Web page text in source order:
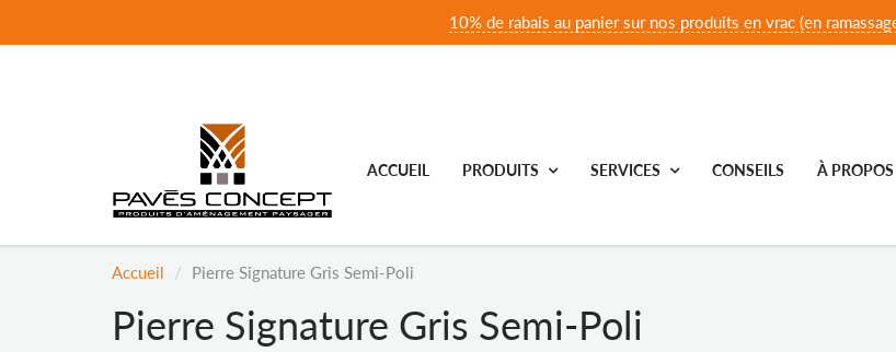
10% de rabais au panier sur nos produits en vrac (en
ACCUEIL PRODUITS SERVICES CONSEILS À PROPOS
Accueil Pierre Signature Gris Semi-Poli
Pierre Signature Gris Semi-Poli